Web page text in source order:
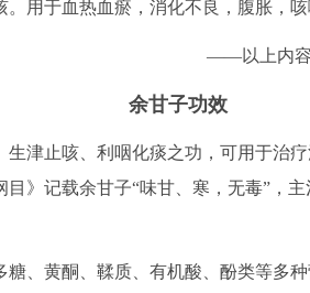
用于血热血瘀，消化不良，腹胀，咳
——以上内容
余甘子功效
津止咳、利咽化痰之功，可用于治
目》记载余甘子“味甘、寒，无毒”，
、黄酮、鞣质、有机酸、酚类等多